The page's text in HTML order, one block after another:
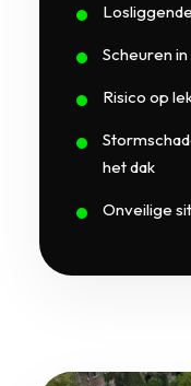
Scheuren
Risico op
het dak
Onveilige